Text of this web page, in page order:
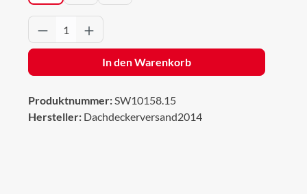
Produkt Anzahl: Gib den gewünschten
In den Warenkorb
Produktnummer:SW10158.15
Hersteller: Dachdeckerversand2014